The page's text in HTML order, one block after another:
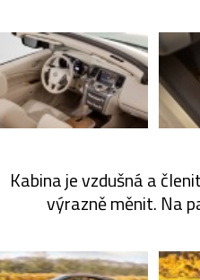
Kabina je vzdušná a
výrazně měnit. Na